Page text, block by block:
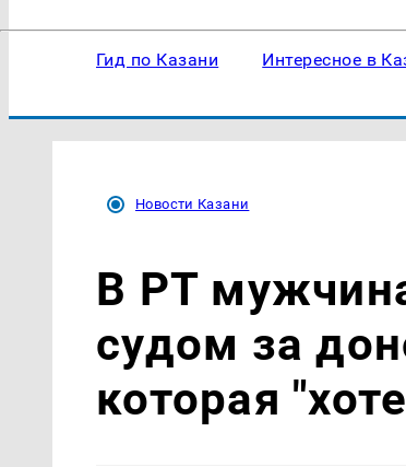
Гид по Казани Интересное в
Новости Казани
В РТ
судом за
которая